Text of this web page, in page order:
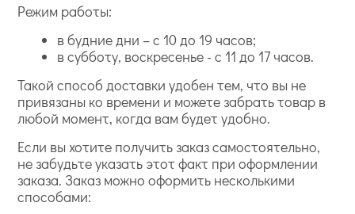
Режим работы:
в будние дни – с 10 до 19 часов;
в субботу, воскресенье - с 11 до 17 часов.
Такой способ доставки удобен тем, что вы не
привязаны ко времени и можете забрать товар в
любой момент, когда вам будет удобно.
Если вы хотите получить заказ самостоятельно,
не забудьте указать этот факт при оформлении
заказа. Заказ можно оформить несколькими
способами: